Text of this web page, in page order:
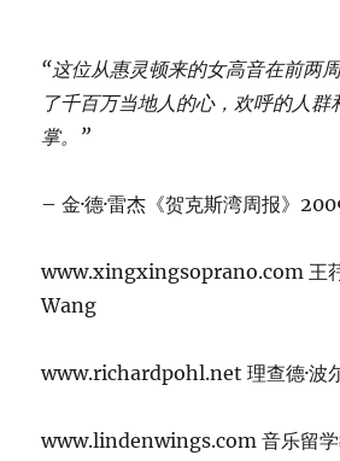
“这位从惠灵顿来的女高音在前两
了千百万当地人的心，欢呼的人群
掌。”
– 金·德·雷杰《贺克斯湾周报》
www.xingxingsoprano.com 王
Wang
www.richardpohl.net 理查德·波
www.lindenwings.com 音乐留